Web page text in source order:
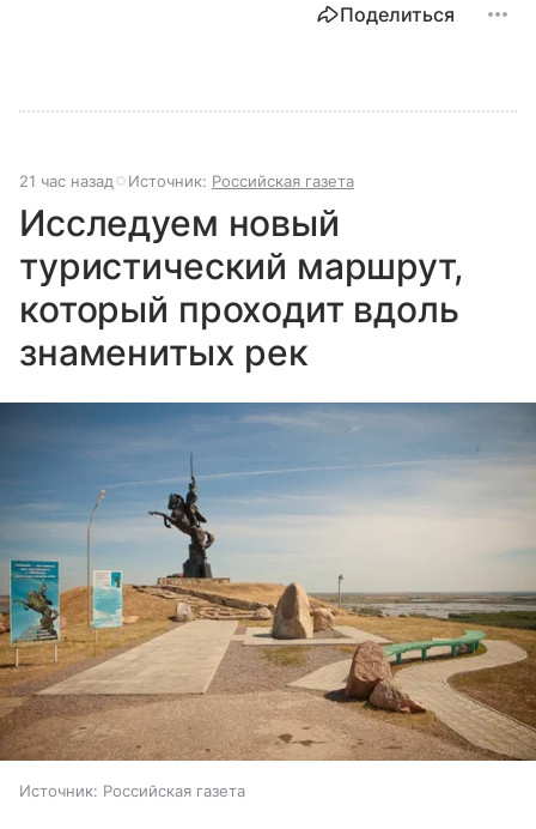
Поделиться
21 час назад Источник: Российская газета
Исследуем новый
туристический маршрут,
который проходит вдоль
знаменитых рек
Источник: Российская газета